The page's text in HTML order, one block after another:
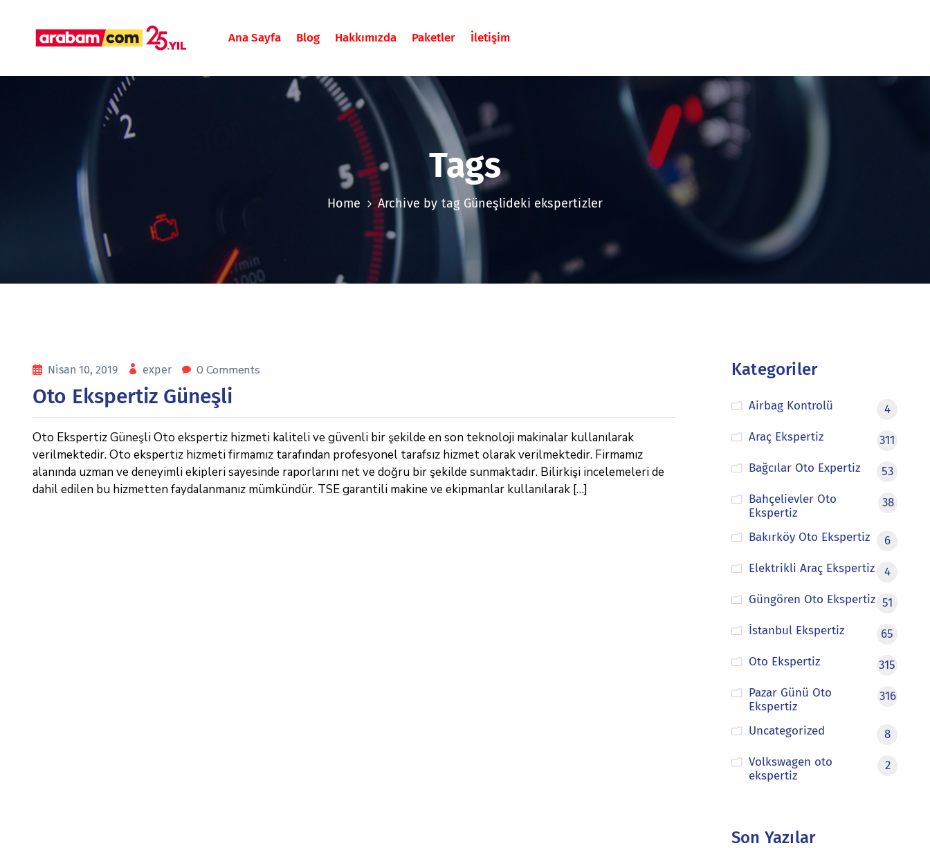
Ana Sayfa Blog Hakkımızda Paketler İletişim
Tags
Home Archive by tag Güneşlideki ekspertizler
Nisan 10, 2019 exper 0 Comments
Oto Ekspertiz Güneşli
Oto Ekspertiz Güneşli Oto ekspertiz hizmeti kaliteli ve güvenli bir şekilde en son teknoloji makinalar kullanılarak
verilmektedir. Oto ekspertiz hizmeti firmamız tarafından profesyonel tarafsız hizmet olarak verilmektedir. Firmamız
alanında uzman ve deneyimli ekipleri sayesinde raporlarını net ve doğru bir şekilde sunmaktadır. Bilirkişi incelemeleri de
dahil edilen bu hizmetten faydalanmanız mümkündür. TSE garantili makine ve ekipmanlar kullanılarak […]
Kategoriler
Airbag Kontrolü
4
Araç Ekspertiz
311
Bağcılar Oto Expertiz
53
Bahçelievler Oto
Ekspertiz
38
Bakırköy Oto Ekspertiz
6
Elektrikli Araç Ekspertiz
4
Güngören Oto Ekspertiz 51
İstanbul Ekspertiz
65
Oto Ekspertiz
315
Pazar Günü Oto
Ekspertiz
316
Uncategorized
8
Volkswagen oto
ekspertiz
2
Son Yazılar